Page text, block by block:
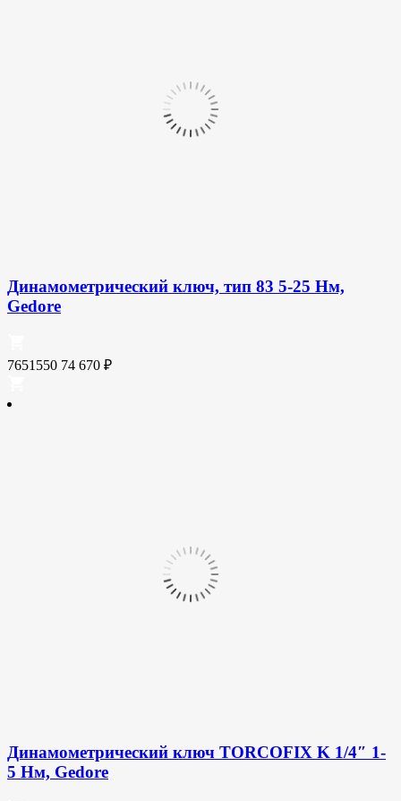
Динамометрический ключ, тип 83 5-25 Нм,
Gedore
7651550 74 670 ₽
Динамометрический ключ TORCOFIX K 1/4″ 1-
5 Нм, Gedore